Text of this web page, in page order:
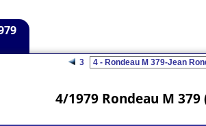
3
4/1979 Rondeau M 379